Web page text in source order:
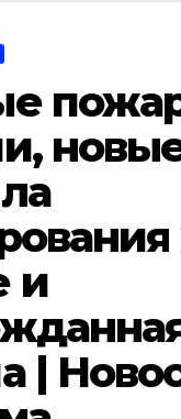
и
|